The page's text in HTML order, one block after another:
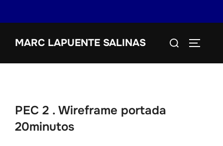
MARC LAPUENTE SALINAS Buscar:
PEC 2 . Wireframe portada
20minutos